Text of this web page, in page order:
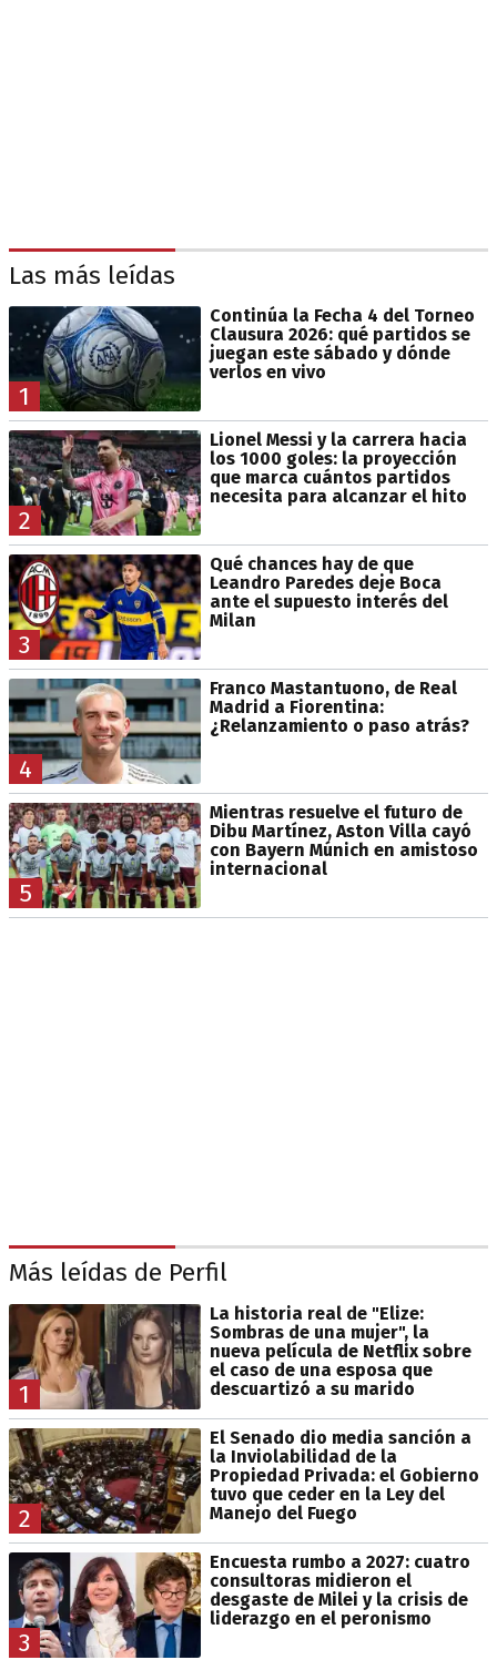
Las más leídas
1
Continúa la Fecha 4 del Torneo
Clausura 2026: qué partidos se
juegan este sábado y dónde
verlos en vivo
2
Lionel Messi y la carrera hacia
los 1000 goles: la proyección
que marca cuántos partidos
necesita para alcanzar el hito
3
Qué chances hay de que
Leandro Paredes deje Boca
ante el supuesto interés del
Milan
4
Franco Mastantuono, de Real
Madrid a Fiorentina:
¿Relanzamiento o paso atrás?
5
Mientras resuelve el futuro de
Dibu Martínez, Aston Villa cayó
con Bayern Múnich en amistoso
internacional
Más leídas de Perfil
1
La historia real de "Elize:
Sombras de una mujer", la
nueva película de Netflix sobre
el caso de una esposa que
descuartizó a su marido
2
El Senado dio media sanción a
la Inviolabilidad de la
Propiedad Privada: el Gobierno
tuvo que ceder en la Ley del
Manejo del Fuego
3
Encuesta rumbo a 2027: cuatro
consultoras midieron el
desgaste de Milei y la crisis de
liderazgo en el peronismo